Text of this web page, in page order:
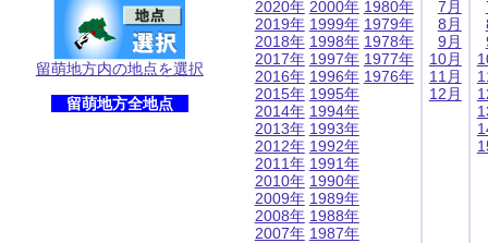
留萌地方内の地点を選択
留萌地方全地点
2020年
2019年
2018年
2017年
2016年
2015年
2014年
2013年
2012年
2011年
2010年
2009年
2008年
2007年
2000年
1999年
1998年
1997年
1996年
1995年
1994年
1993年
1992年
1991年
1990年
1989年
1988年
1987年
1980年
1979年
1978年
1977年
1976年
7月
8月
9月
10月
11月
12月